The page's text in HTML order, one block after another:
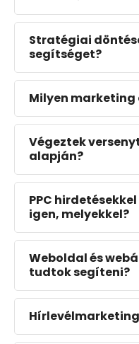
Stratégiai
segítséget?
Milyen
Végeztek
alapján?
PPC
igen, melyekkel?
Weboldal és
tudtok segíteni?